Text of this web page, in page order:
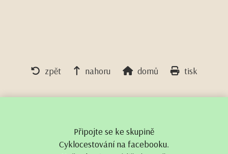
zpět nahoru domů tisk
Připojte se ke skupině
Cyklocestování na facebooku.